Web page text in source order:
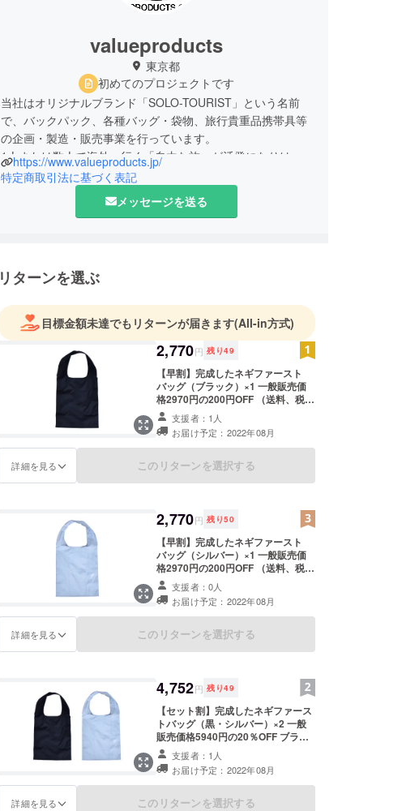
valueproducts
東京都
初めてのプロジェクトです
当社はオリジナルブランド「SOLO-TOURIST」という名前
で、バックパック、各種バッグ・袋物、旅行貴重品携帯具等
の企画・製造・販売事業を行っています。
1人または数人で海外へ行く「自由な旅」が活発になりはじ
めた、1985年に誕生しました。
海外への自由な旅を志向する旅人に「行動的で安心な旅」を
テーマに商品を提供しています。
ポートいたします。
https://www.valueproducts.jp/
特定商取引法に基づく表記
メッセージを送る
リターンを選ぶ
目標金額未達でもリターンが届きます(All-in方式)
2,770円 残り49
【早割】完成したネギファースト
バッグ（ブラック）×1 一般販売価
格2970円の200円OFF （送料、税
込） 【重さ】90g 【使用時のサイ
ズ】収納部分の高さ：385mm、
横：325mm、マチ（最大部分）：
240mm、手持ち先端から底まで：
585mm 【収納時のサイズ】
支援者：1人
お届け予定：2022年08月
詳細を見る このリターンを選択する
2,770円 残り50
【早割】完成したネギファースト
バッグ（シルバー）×1 一般販売価
格2970円の200円OFF （送料、税
込）支援者：0人
お届け予定：2022年08月
詳細を見る このリターンを選択する
4,752円 残り49
【セット割】完成したネギファース
トバッグ（黒・シルバー）×2 一般
販売価格5940円の20％OFF ブラッ
ク&グレーの2色セット （送料、税
込） 【重さ】90g 【使用時のサイ
ズ】収納部分の高さ：385mm、
横：325mm、マチ（最大部分）：
240mm、手持ち先端から底まで：
支援者：1人
お届け予定：2022年08月
詳細を見る このリターンを選択する